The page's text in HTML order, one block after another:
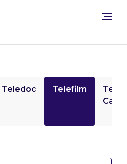
Teledoc Telefilm